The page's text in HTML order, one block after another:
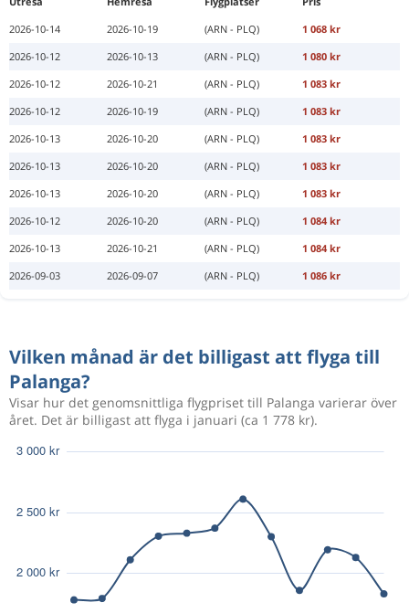
2026-10-14
2026-10-19 (ARN - PLQ)
1 068 kr
2026-10-12
2026-10-13 (ARN - PLQ)
1 080 kr
2026-10-12
2026-10-21 (ARN - PLQ)
1 083 kr
2026-10-12
2026-10-19 (ARN - PLQ)
1 083 kr
2026-10-13
2026-10-20 (ARN - PLQ)
1 083 kr
2026-10-13
2026-10-20 (ARN - PLQ)
1 083 kr
2026-10-13
2026-10-20 (ARN - PLQ)
1 083 kr
2026-10-12
2026-10-20 (ARN - PLQ)
1 084 kr
2026-10-13
2026-10-21 (ARN - PLQ)
1 084 kr
2026-09-03
2026-09-07 (ARN - PLQ) 1 086 kr
Vilken månad är det billigast att flyga till
Palanga?
Visar hur det genomsnittliga flygpriset till Palanga varierar över
året. Det är billigast att flyga i januari (ca 1 778 kr).